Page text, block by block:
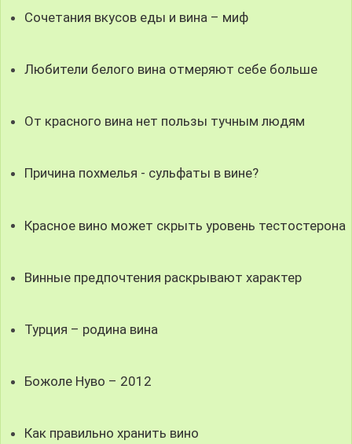
Сочетания вкусов еды и вина – миф
Любители белого вина отмеряют себе больше
От красного вина нет пользы тучным людям
Причина похмелья - сульфаты в вине?
Красное вино может скрыть уровень тестостерона
Винные предпочтения раскрывают характер
Турция – родина вина
Божоле Нуво – 2012
Как правильно хранить вино